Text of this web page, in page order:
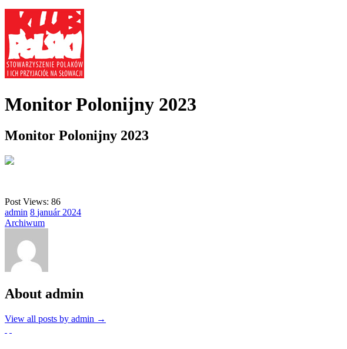
Monitor Polonijny 2023
Monitor Polonijny 2023
Post Views: 86
admin 8 január 2024
Archiwum
About admin
View all posts by admin →